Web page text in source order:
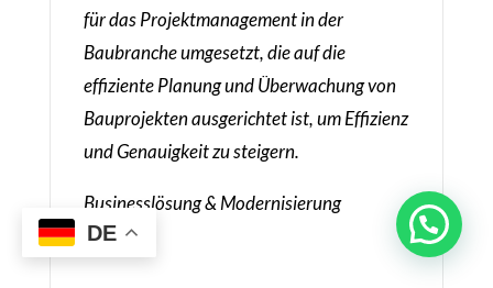
für das Projektmanagement in der
Baubranche umgesetzt, die auf die
effiziente Planung und Überwachung von
Bauprojekten ausgerichtet ist, um Effizienz
und Genauigkeit zu steigern.
Businesslösung & Modernisierung
DE